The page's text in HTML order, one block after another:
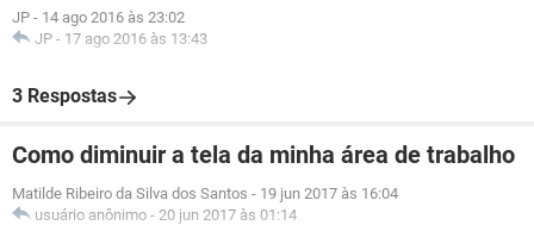
JP - 14 ago 2016 às 23:02
JP - 17 ago 2016 às 13:43
3 Respostas
Como diminuir a tela da minha área de trabalho
Matilde Ribeiro da Silva dos Santos - 19 jun 2017 às 16:04
usuário anônimo - 20 jun 2017 às 01:14